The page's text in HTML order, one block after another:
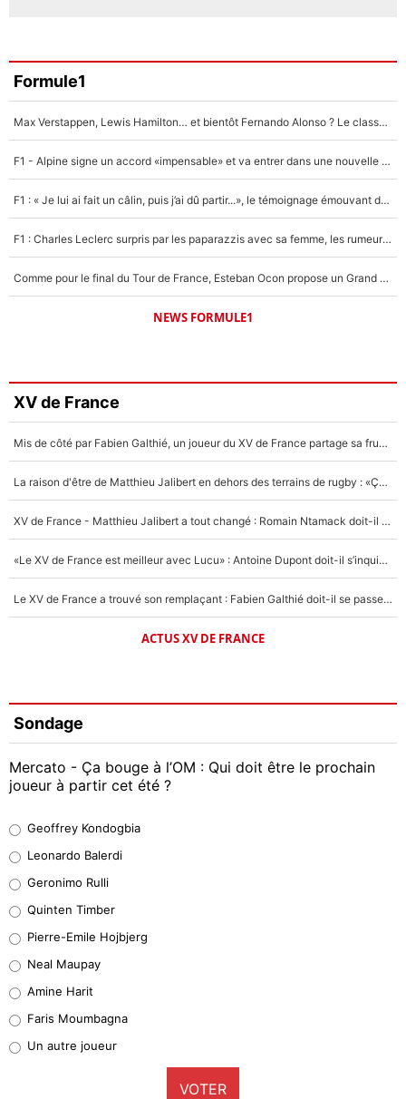
Formule1
Max Verstappen, Lewis Hamilton… et bientôt Fernando Alonso ? Le classement des pilotes les mieux payés en Formule 1 risque de changer !
F1 - Alpine signe un accord «impensable» et va entrer dans une nouvelle dimension : Grande nouvelle pour Pierre Gasly !
F1 : « Je lui ai fait un câlin, puis j’ai dû partir...», le témoignage émouvant de Max Verstappen sur sa fille
F1 : Charles Leclerc surpris par les paparazzis avec sa femme, les rumeurs étaient vraies !
Comme pour le final du Tour de France, Esteban Ocon propose un Grand Prix de Formule 1 à Paris : «Autour de l’Arc de Triomphe, ce serait génial» !
NEWS FORMULE1
XV de France
Mis de côté par Fabien Galthié, un joueur du XV de France partage sa frustration : «ils ne me l’ont pas dit tout de suite»
La raison d'être de Matthieu Jalibert en dehors des terrains de rugby : «Ça m'atteint autant que si tu touches à un membre de ma famille»
XV de France - Matthieu Jalibert a tout changé : Romain Ntamack doit-il s’inquiéter pour sa place à un an de la Coupe du monde ?
«Le XV de France est meilleur avec Lucu» : Antoine Dupont doit-il s’inquiéter pour sa place ?
Le XV de France a trouvé son remplaçant : Fabien Galthié doit-il se passer d'Antoine Dupont ?
ACTUS XV DE FRANCE
Sondage
Mercato - Ça bouge à l’OM : Qui doit être le prochain
joueur à partir cet été ?
38%
32%
5%
1%
9%
Geoffrey Kondogbia
Leonardo Balerdi
Geronimo Rulli
Quinten Timber
Pierre-Emile Hojbjerg
Neal Maupay
Amine Harit
Faris Moumbagna
Un autre joueur
VOTER